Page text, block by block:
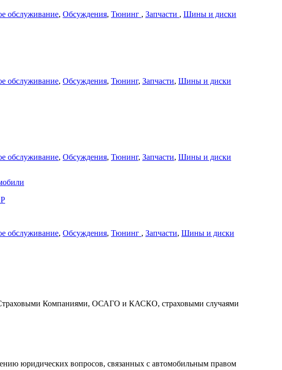
обслуживание, Обсуждения, Тюнинг , Запчасти , Шины и диски
обслуживание, Обсуждения, Тюнинг, Запчасти, Шины и диски
обслуживание, Обсуждения, Тюнинг, Запчасти, Шины и диски
обслуживание, Обсуждения, Тюнинг , Запчасти, Шины и диски
Компаниями, ОСАГО и КАСКО, страховыми случаями
юридических вопросов, связанных с автомобильным правом